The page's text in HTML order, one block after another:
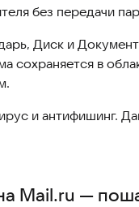
без передачи
Диск и
сохраняется в
и антифишинг.
Mail.ru —